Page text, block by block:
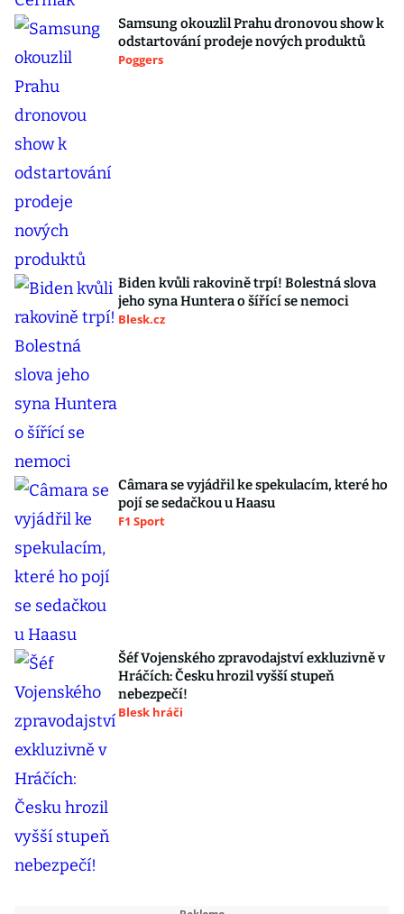
Samsung okouzlil Prahu dronovou show k
odstartování prodeje nových produktů
Poggers
Biden kvůli rakovině trpí! Bolestná slova
jeho syna Huntera o šířící se nemoci
Blesk.cz
Câmara se vyjádřil ke spekulacím, které ho
pojí se sedačkou u Haasu
F1 Sport
Šéf Vojenského zpravodajství exkluzivně v
Hráčích: Česku hrozil vyšší stupeň
nebezpečí!
Blesk hráči